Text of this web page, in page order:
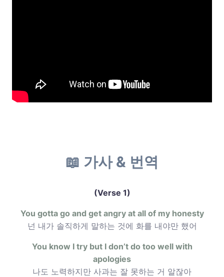
📖 가사 & 번역
(Verse 1)
You gotta go and get angry at all of my honesty
넌 내가 솔직하게 말하는 것에 화를 내야만 했어
You know I try but I don’t do too well with
apologies
나도 노력하지만 사과는 잘 못하는 거 알잖아